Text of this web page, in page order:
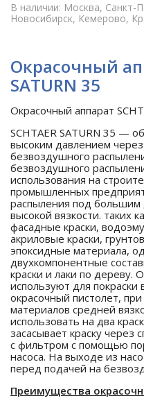
В наличии: Москва, Санкт-
Новосибирск, Кемерово,
Окрасочный
SATURN 35
Окрасочный аппарат
SCHTAER SATURN 35 —
высоким давлением
безвоздушного
безвоздушного
использования на
промышленных
распыления под большим
высокой вязкости. таких
фасадные краски,
акриловые краски,
эпоксидные материала,
двухкомпонентные
краски и лаки по дереву.
используют для покраски
окрасочный пистолет,
материалов средней
использовать на два
засасывает краску
с фильтром с помощью
насоса. На выходе из
перед подачей на
Преимущества